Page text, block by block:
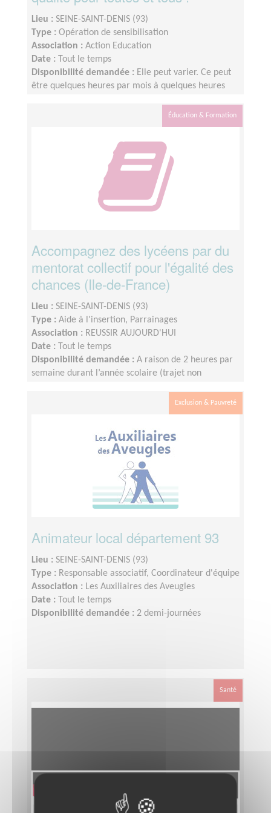
Lieu : SEINE-SAINT-DENIS (93)
Type : Opération de sensibilisation
Association : Action Education
Date :
Tout le temps
Disponibilité demandée : Elle peut varier. Ce peut
être quelques heures par mois à quelques heures
Éducation & Formation
Accompagnez des lycéens par du
mentorat collectif pour l'égalité des
chances (Ile-de-France)
Lieu : SEINE-SAINT-DENIS (93)
Type : Aide à l'insertion, Parrainages
Association : REUSSIR AUJOURD'HUI
Date :
Tout le temps
Disponibilité demandée : A raison de 2 heures par
semaine durant l’année scolaire (trajet non
Nous fonctionnons sur le calendrier scolaire, vos
Exclusion & Pauvreté
Animateur local département 93
Lieu : SEINE-SAINT-DENIS (93)
Type : Responsable associatif, Coordinateur d'équipe
Association : Les Auxiliaires des Aveugles
Date :
Tout le temps
Disponibilité demandée : 2 demi-journées
Santé